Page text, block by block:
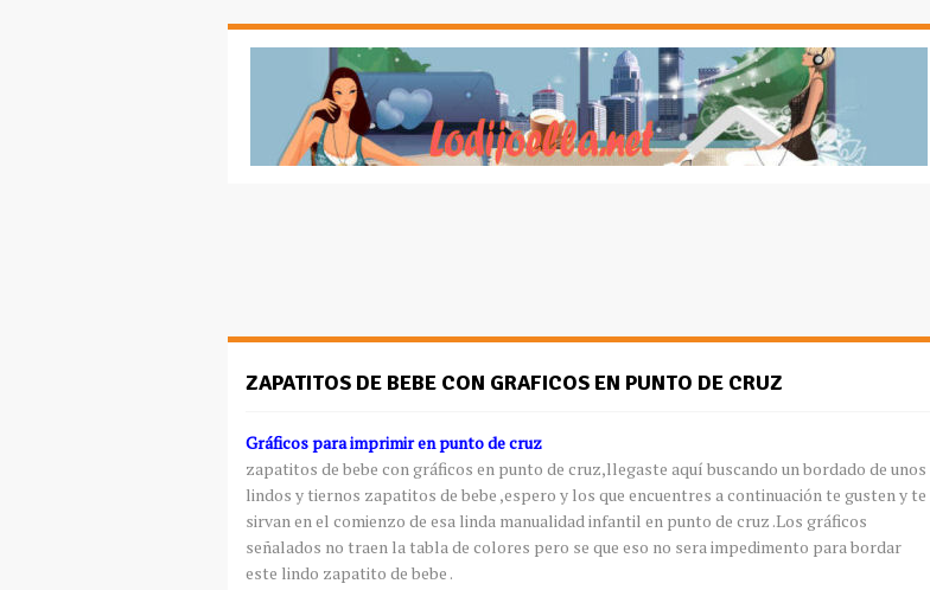
ZAPATITOS DE BEBE CON GRAFICOS EN PUNTO DE CRUZ
Gráficos para imprimir en punto de cruz
zapatitos de bebe con gráficos en punto de cruz,llegaste aquí buscando un bordado de unos
lindos y tiernos zapatitos de bebe ,espero y los que encuentres a continuación te gusten y te
sirvan en el comienzo de esa linda manualidad infantil en punto de cruz .Los gráficos
señalados no traen la tabla de colores pero se que eso no sera impedimento para bordar
este lindo zapatito de bebe .